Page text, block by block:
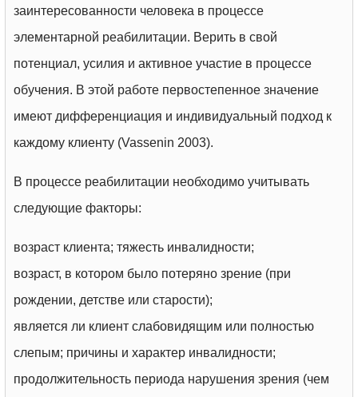
заинтересованности человека в процессе
элементарной реабилитации. Верить в свой
потенциал, усилия и активное участие в процессе
обучения. В этой работе первостепенное значение
имеют дифференциация и индивидуальный подход к
каждому клиенту (Vassenin 2003).
В процессе реабилитации необходимо учитывать
следующие факторы:
возраст клиента; тяжесть инвалидности;
возраст, в котором было потеряно зрение (при
рождении, детстве или старости);
является ли клиент слабовидящим или полностью
слепым; причины и характер инвалидности;
продолжительность периода нарушения зрения (чем